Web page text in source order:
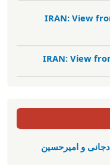
IRAN: View
IRAN: View
و امیرحسین